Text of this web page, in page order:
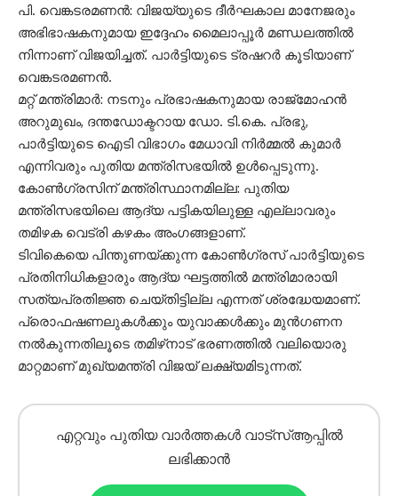
പി. വെങ്കടരമണൻ: വിജയ്യുടെ ദീർഘകാല മാനേജരും
അഭിഭാഷകനുമായ ഇദ്ദേഹം മൈലാപ്പൂർ മണ്ഡലത്തിൽ
നിന്നാണ് വിജയിച്ചത്. പാർട്ടിയുടെ ട്രഷറർ കൂടിയാണ്
വെങ്കടരമണൻ.
മറ്റ് മന്ത്രിമാർ: നടനും പ്രഭാഷകനുമായ രാജ്‌മോഹൻ
അറുമുഖം, ദന്തഡോക്ടറായ ഡോ. ടി.കെ. പ്രഭു,
പാർട്ടിയുടെ ഐടി വിഭാഗം മേധാവി നിർമ്മൽ കുമാർ
എന്നിവരും പുതിയ മന്ത്രിസഭയിൽ ഉൾപ്പെടുന്നു.
കോൺഗ്രസിന് മന്ത്രിസ്ഥാനമില്ല: പുതിയ
മന്ത്രിസഭയിലെ ആദ്യ പട്ടികയിലുള്ള എല്ലാവരും
തമിഴക വെട്രി കഴകം അംഗങ്ങളാണ്.
ടിവികെയെ പിന്തുണയ്ക്കുന്ന കോൺഗ്രസ് പാർട്ടിയുടെ
പ്രതിനിധികളാരും ആദ്യ ഘട്ടത്തിൽ മന്ത്രിമാരായി
സത്യപ്രതിജ്ഞ ചെയ്തിട്ടില്ല എന്നത് ശ്രദ്ധേയമാണ്.
പ്രൊഫഷണലുകൾക്കും യുവാക്കൾക്കും മുൻഗണന
നൽകുന്നതിലൂടെ തമിഴ്‌നാട് ഭരണത്തിൽ വലിയൊരു
മാറ്റമാണ് മുഖ്യമന്ത്രി വിജയ് ലക്ഷ്യമിടുന്നത്.
എറ്റവും പുതിയ വാർത്തകൾ വാട്സ്ആപ്പിൽ
ലഭിക്കാൻ